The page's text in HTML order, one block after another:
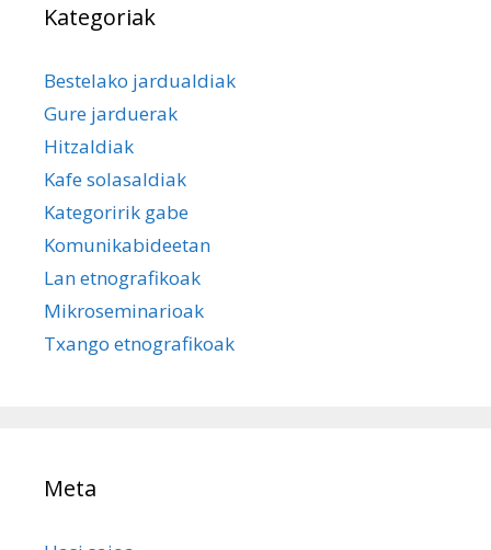
Kategoriak
Bestelako jardualdiak
Gure jarduerak
Hitzaldiak
Kafe solasaldiak
Kategoririk gabe
Komunikabideetan
Lan etnografikoak
Mikroseminarioak
Txango etnografikoak
Meta